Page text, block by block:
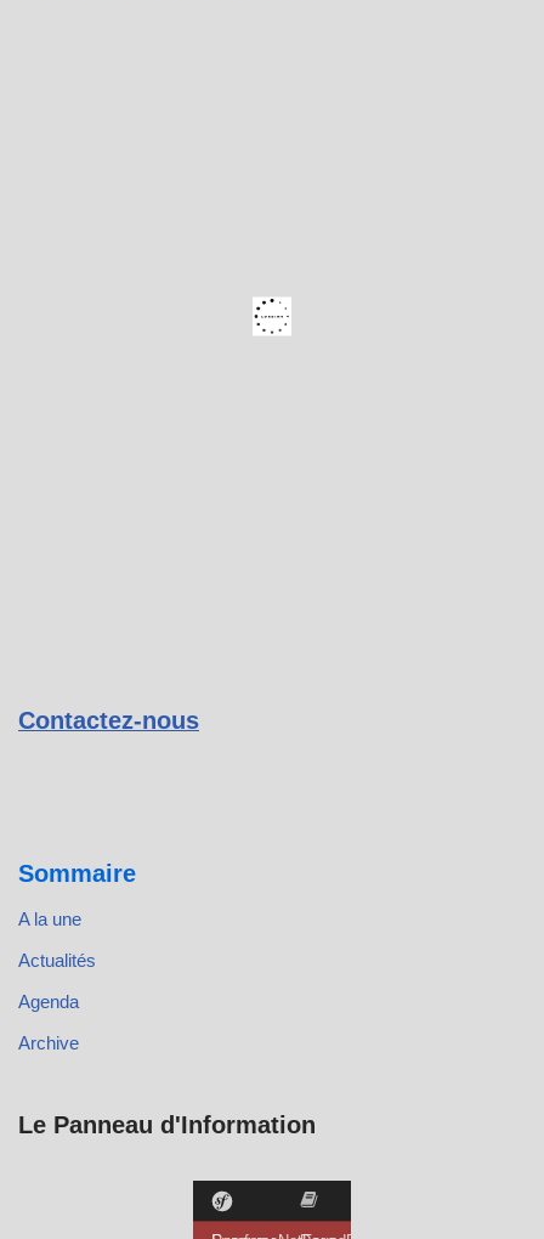
Contactez-nous
Sommaire
A la une
Actualités
Agenda
Archive
Le Panneau d'Information